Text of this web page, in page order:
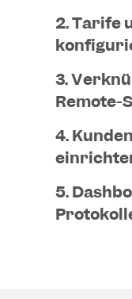
2. Tarife
3.
Remote-
4.
5.